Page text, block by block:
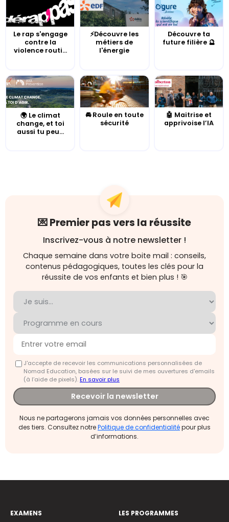
Le rap s'engage
contre la
violence routi...
⚡Découvre les
métiers de
l'énergie
Découvre ta
future filière 🔮
🌍 Le climat
change, et toi
aussi tu peu...
🚘 Roule en toute
sécurité
🤖 Maitrise et
apprivoise l’IA
💌 Premier pas vers la réussite
Inscrivez-vous à notre newsletter !
Chaque semaine dans votre boite mail : conseils,
contenus pédagogiques, toutes les clés pour la
réussite de vos enfants et bien plus ! 🎯
J'accepte de recevoir les communications personnalisées de
Nomad Education, basées sur le suivi de mes ouvertures d'emails
(à l’aide de pixels).En savoir plus
Recevoir la newsletter
Nous ne partagerons jamais vos données personnelles avec
des tiers. Consultez notrePolitique de confidentialitépour plus
d’informations.
EXAMENS
LES PROGRAMMES